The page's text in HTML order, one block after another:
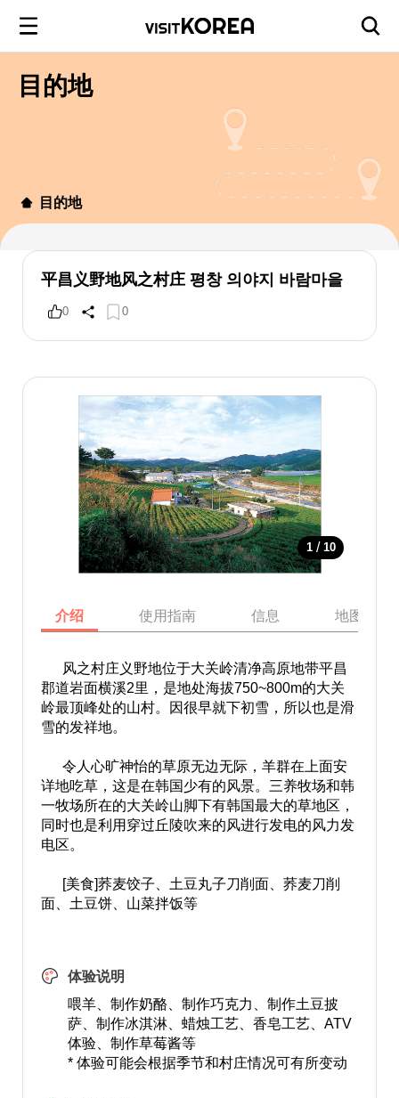
目的地
目的地
平昌义野地风之村庄 평창 의야지 바람마을
0 0
1 / 10
介绍 使用指南 信息 地图
风之村庄义野地位于大关岭清净高原地带平昌
郡道岩面横溪2里，是地处海拔750~800m的大关
岭最顶峰处的山村。因很早就下初雪，所以也是滑
雪的发祥地。
令人心旷神怡的草原无边无际，羊群在上面安
详地吃草，这是在韩国少有的风景。三养牧场和韩
一牧场所在的大关岭山脚下有韩国最大的草地区，
同时也是利用穿过丘陵吹来的风进行发电的风力发
电区。
[美食]荞麦饺子、土豆丸子刀削面、荞麦刀削
面、土豆饼、山菜拌饭等
体验说明
喂羊、制作奶酪、制作巧克力、制作土豆披
萨、制作冰淇淋、蜡烛工艺、香皂工艺、ATV
体验、制作草莓酱等
* 体验可能会根据季节和村庄情况可有所变动